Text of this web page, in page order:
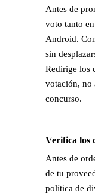
Antes de
voto tanto
Android.
sin
Redirige los
votación, no
concurso.
Verifica los
Antes de
de tu
política de